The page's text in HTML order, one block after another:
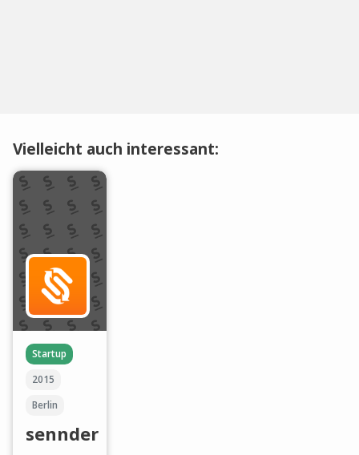
Vielleicht auch interessant:
Startup
2015
Berlin
sennder